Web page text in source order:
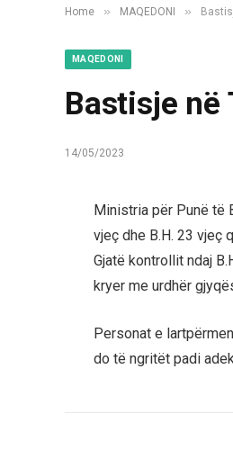
Home » MAQEDONI »
MAQEDONI
Bastisje në
14/05/2023
Ministria për Punë të
vjeç dhe B.H. 23 vjeç
Gjatë kontrollit ndaj
kryer me urdhër
Personat e
do të ngritët padi